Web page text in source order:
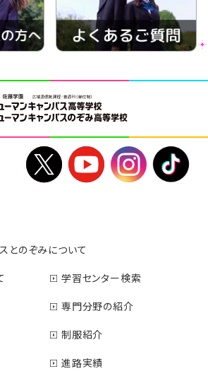
とのぞみについて
学習センター検索
専門分野の紹介
制服紹介
進路実績